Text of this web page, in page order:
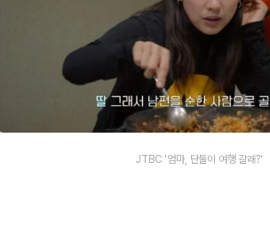
JTBC '엄마, 단둘이 여행 갈래?'